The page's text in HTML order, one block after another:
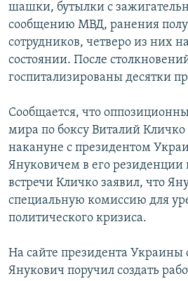
шашки, бутылки с
сообщению МВД, ранения
сотрудников, четверо из них
состоянии. После
госпитализированы десятки
Сообщается, что
мира по боксу Виталий Кличко
накануне с президентом
Януковичем в его резиденции
встречи Кличко заявил, что
специальную комиссию для
политического кризиса.
На сайте президента Украины
Янукович поручил создать